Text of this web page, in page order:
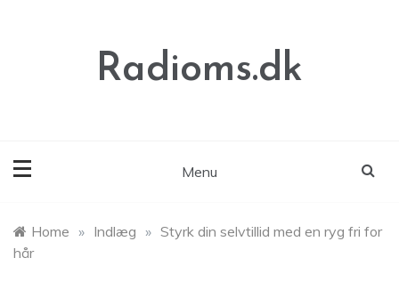
Radioms.dk
Menu
Home » Indlæg » Styrk din selvtillid med en ryg fri for
hår